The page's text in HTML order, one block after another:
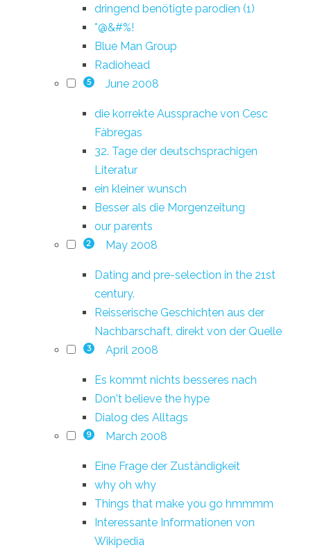
dringend benötigte parodien (1)
*@&#%!
Blue Man Group
Radiohead
5 June 2008
die korrekte Aussprache von Cesc
Fàbregas
32. Tage der deutschsprachigen
Literatur
ein kleiner wunsch
Besser als die Morgenzeitung
our parents
2 May 2008
Dating and pre-selection in the 21st
century.
Reisserische Geschichten aus der
Nachbarschaft, direkt von der Quelle
3 April 2008
Es kommt nichts besseres nach
Don't believe the hype
Dialog des Alltags
9 March 2008
Eine Frage der Zuständigkeit
why oh why
Things that make you go hmmmm
Interessante Informationen von
Wikipedia